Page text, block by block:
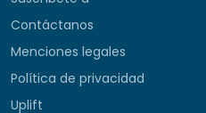
Contáctanos
Menciones legales
Política de privacidad
Uplift